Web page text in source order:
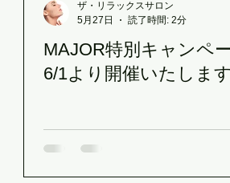
MAJOR特別キャンペー
6/1より開催いたします
ザ・リラックスサロン
5月27日
読了時間: 2分